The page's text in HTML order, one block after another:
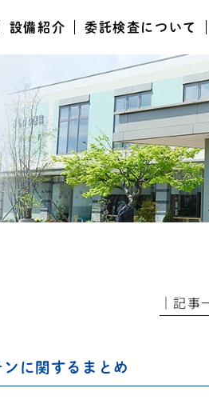
設備紹介 委託検査について
│記事
に関するまとめ